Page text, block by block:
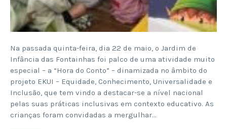
Na passada quinta-feira, dia 22 de maio, o Jardim de
Infância das Fontainhas foi palco de uma atividade muito
especial – a “Hora do Conto” – dinamizada no âmbito do
projeto EKUI – Equidade, Conhecimento, Universalidade e
Inclusão, que tem vindo a destacar-se a nível nacional
pelas suas práticas inclusivas em contexto educativo. As
crianças foram convidadas a mergulhar…